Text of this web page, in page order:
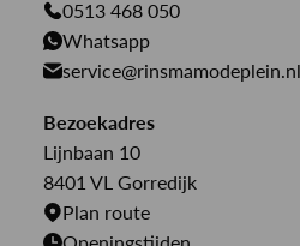
PME Legend
Butcher of Blue
Bekijk alle merken >
Jassen
Jeans
Jumpsuits
Jurken
Rokken
Jassen
Overhemden
Truien
T-shirts
0513 468 050
Whatsapp
service@rinsmamodeplein.nl
Bezoekadres
Lijnbaan 10
8401 VL Gorredijk
Plan route